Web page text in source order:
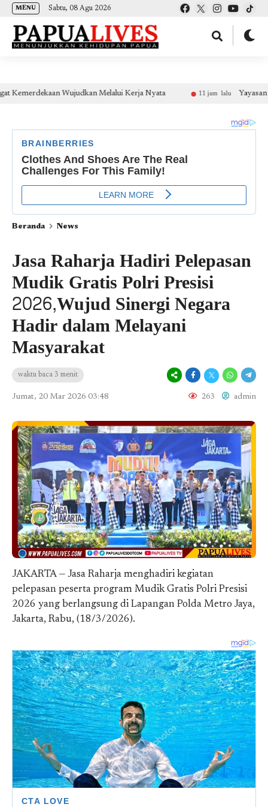
(self.SWG_BASIC = self.SWG_BASIC || []).push( basicSubscriptions => {
basicSubscriptions.init({ type: "NewsArticle", isPartOfType: ["Product"], isPartOfProductId:
MENU Sabtu, 08 Agu 2026
Wujudkan Melalui Kerja Nyata 11 jam lalu Yayasan Harapan
Beranda News
Jasa Raharja Hadiri Pelepasan
Mudik Gratis Polri Presisi
2026,Wujud Sinergi Negara
Hadir dalam Melayani
Masyarakat
waktu baca 3 menit
Jumat, 20 Mar 2026 03:48 263 admin
JAKARTA — Jasa Raharja menghadiri kegiatan
pelepasan peserta program Mudik Gratis Polri Presisi
2026 yang berlangsung di Lapangan Polda Metro Jaya,
Jakarta, Rabu, (18/3/2026).